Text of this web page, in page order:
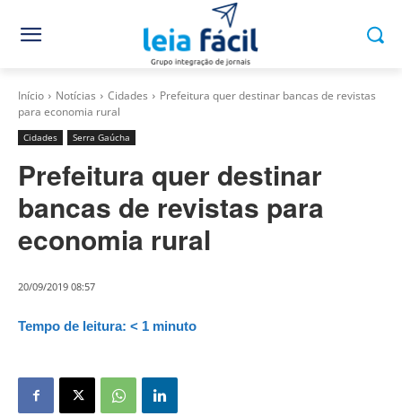
Início Notícias Cidades
Prefeitura quer destinar bancas de revistas
para economia rural
Cidades Serra Gaúcha
Prefeitura quer destinar
bancas de revistas para
economia rural
20/09/2019 08:57
Tempo de leitura: < 1 minuto